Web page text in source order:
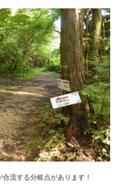
流する分岐点があります！